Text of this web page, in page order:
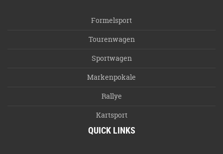
Formelsport
Tourenwagen
Sportwagen
Markenpokale
Rallye
Kartsport
QUICK LINKS